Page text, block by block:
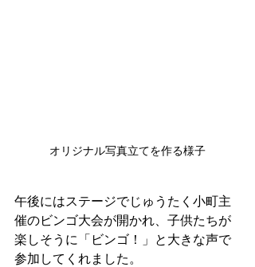
オリジナル写真立てを作る様子
午後にはステージでじゅうたく小町主
催のビンゴ大会が開かれ、子供たちが
楽しそうに「ビンゴ！」と大きな声で
参加してくれました。